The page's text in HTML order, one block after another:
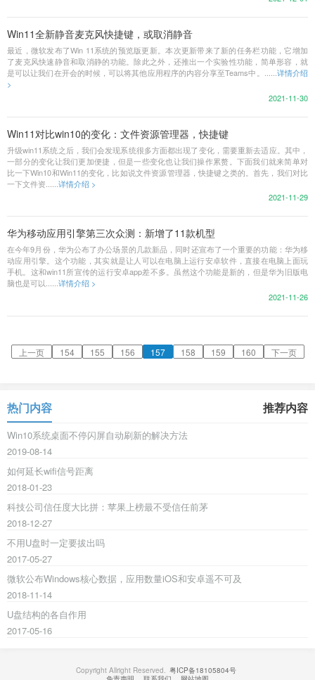
Win11全新静音麦克风快捷键，或取消静音
最近，微软发布了Win 11系统的预览版更新。本次更新带来了新的任务栏功能，它增加
了麦克风快速静音和取消静的功能。除此之外，还推出一个实验性功能，简单形容，就
是可以让我们在开会的时候，可以将其他应用程序的内容分享至Teams中。......详情介绍
>
2021-11-30
Win11对比win10的变化：文件资源管理器，快捷键
升级win11系统之后，我们会发现系统很多方面都出现了变化，需要重新去适应。其中，
一部分的变化让我们更加便捷，但是一些变化也让我们操作累赘。下面我们就来简单对
比一下Win10和Win11的变化，比如说文件资源管理器，快捷键之类的。首先，我们对比
一下文件资...... 详情介绍 >
2021-11-29
华为移动应用引擎第三次众测：新增了11款机型
在今年9月份，华为公布了办公场景的几款新品，同时还宣布了一个重要的功能：华为移
动应用引擎。这个功能，其实就是让人可以在电脑上运行安卓软件，直接在电脑上面玩
手机。这和win11所宣传的运行安卓app差不多。虽然这个功能是新的，但是华为旧版电
脑也是可以......详情介绍 >
2021-11-26
上一页 154 155 156 157 158 159 160 下一页
热门内容 推荐内容
Win10系统桌面不停闪屏自动刷新的解决方法
2019-08-14
如何延长wifi信号距离
2018-01-23
科技公司信任度大比拼：苹果上榜最不受信任前茅
2018-12-27
不用U盘时一定要拔出吗
2017-05-27
微软公布Windows核心数据，应用数量iOS和安卓遥不可及
2018-11-14
U盘结构的各自作用
2017-05-16
Copyright Allright Reserved. 粤ICP备18105804号